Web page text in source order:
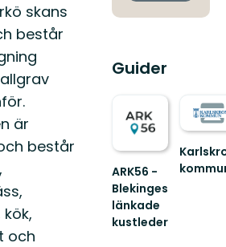
skans
består
är
består
och
Guider
ARK56 -
Blekinges
länkade
kustleder